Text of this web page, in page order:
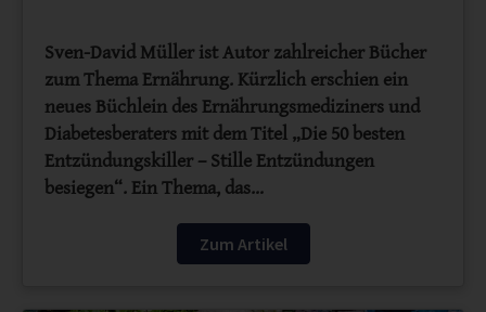
Sven-David Müller ist Autor zahlreicher Bücher
zum Thema Ernährung. Kürzlich erschien ein
neues Büchlein des Ernährungsmediziners und
Diabetesberaters mit dem Titel „Die 50 besten
Entzündungskiller – Stille Entzündungen
besiegen“. Ein Thema, das…
Zum Artikel